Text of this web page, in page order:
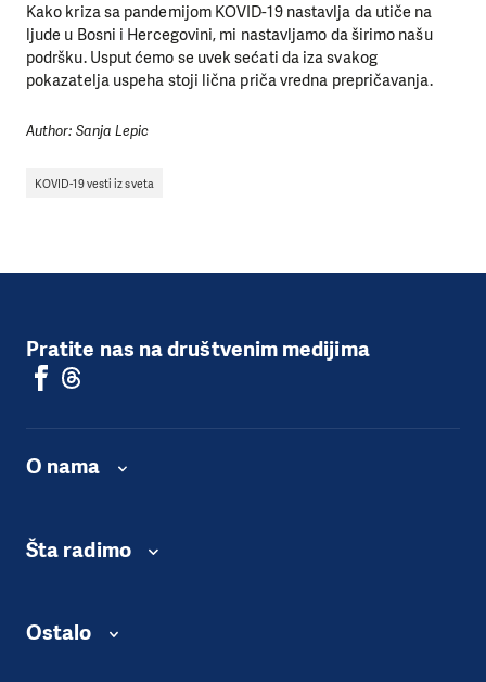
Kako kriza sa pandemijom KOVID-19 nastavlja da utiče na
ljude u Bosni i Hercegovini, mi nastavljamo da širimo našu
podršku. Usput ćemo se uvek sećati da iza svakog
pokazatelja uspeha stoji lična priča vredna prepričavanja.
Author: Sanja Lepic
KOVID-19 vesti iz sveta
Pratite nas na društvenim medijima
O nama
Šta radimo
Ostalo